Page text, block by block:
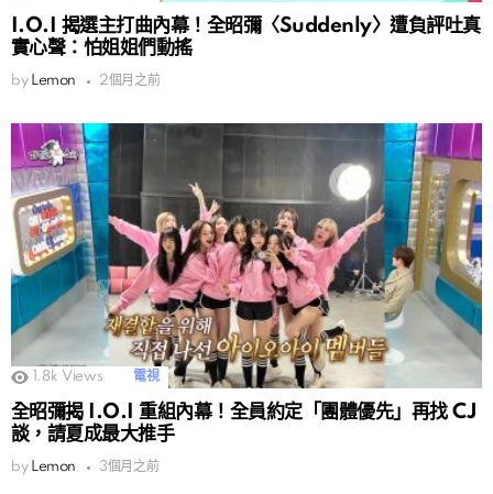
I.O.I 揭選主打曲內幕！全昭彌〈Suddenly〉遭負評吐真
實心聲：怕姐姐們動搖
by Lemon 2個月之前
1.8k Views 電視
全昭彌揭 I.O.I 重組內幕！全員約定「團體優先」再找 CJ
談，請夏成最大推手
by Lemon 3個月之前